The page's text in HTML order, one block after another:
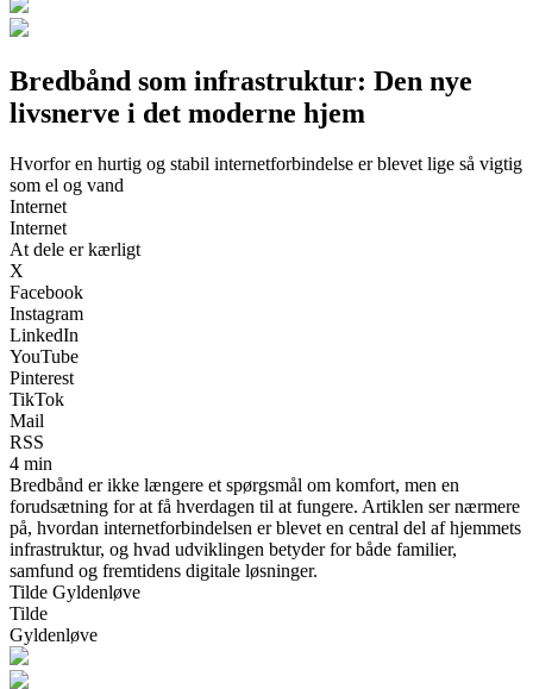
Bredbånd som infrastruktur: Den nye
livsnerve i det moderne hjem
Hvorfor en hurtig og stabil internetforbindelse er blevet lige så vigtig
som el og vand
Internet
Internet
At dele er kærligt
X
Facebook
Instagram
LinkedIn
YouTube
Pinterest
TikTok
Mail
RSS
4 min
Bredbånd er ikke længere et spørgsmål om komfort, men en
forudsætning for at få hverdagen til at fungere. Artiklen ser nærmere
på, hvordan internetforbindelsen er blevet en central del af hjemmets
infrastruktur, og hvad udviklingen betyder for både familier,
samfund og fremtidens digitale løsninger.
Tilde Gyldenløve
Tilde
Gyldenløve